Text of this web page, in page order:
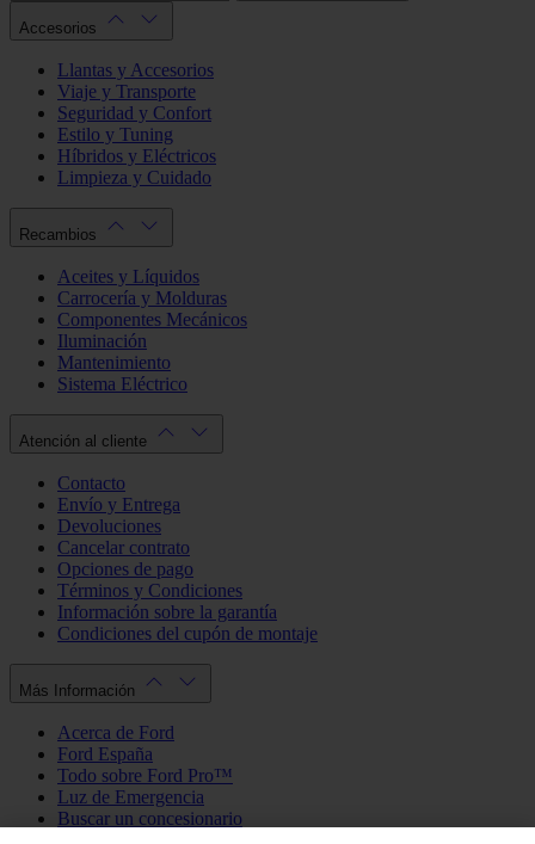
Accesorios
Llantas y Accesorios
Viaje y Transporte
Seguridad y Confort
Estilo y Tuning
Híbridos y Eléctricos
Limpieza y Cuidado
Recambios
Aceites y Líquidos
Carrocería y Molduras
Componentes Mecánicos
Iluminación
Mantenimiento
Sistema Eléctrico
Atención al cliente
Contacto
Envío y Entrega
Devoluciones
Cancelar contrato
Opciones de pago
Términos y Condiciones
Información sobre la garantía
Condiciones del cupón de montaje
Más Información
Acerca de Ford
Ford España
Todo sobre Ford Pro™
Luz de Emergencia
Buscar un concesionario